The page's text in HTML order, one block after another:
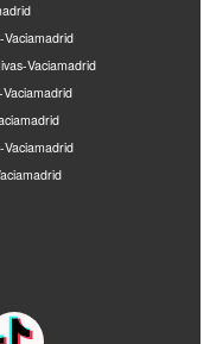
Vaciamadrid
Vaciamadrid